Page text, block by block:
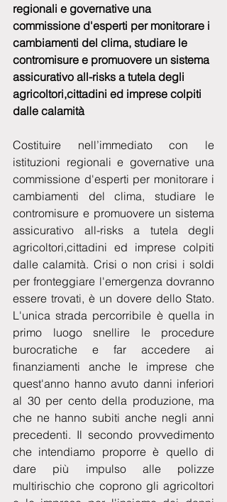
regionali e governative una
commissione d'esperti per monitorare i
cambiamenti del clima, studiare le
contromisure e promuovere un sistema
assicurativo all-risks a tutela degli
agricoltori,cittadini ed imprese colpiti
dalle calamità
Costituire nell’immediato con le
istituzioni regionali e governative una
commissione d'esperti per monitorare i
cambiamenti del clima, studiare le
contromisure e promuovere un sistema
assicurativo all-risks a tutela degli
agricoltori,cittadini ed imprese colpiti
dalle calamità. Crisi o non crisi i soldi
per fronteggiare l'emergenza dovranno
essere trovati, è un dovere dello Stato.
L'unica strada percorribile è quella in
primo luogo snellire le procedure
burocratiche e far accedere ai
finanziamenti anche le imprese che
quest'anno hanno avuto danni inferiori
al 30 per cento della produzione, ma
che ne hanno subiti anche negli anni
precedenti. Il secondo provvedimento
che intendiamo proporre è quello di
dare più impulso alle polizze
multirischio che coprono gli agricoltori